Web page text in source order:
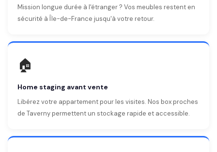
Mission longue durée à l'étranger ? Vos meubles restent en
sécurité à Île-de-France jusqu'à votre retour.
🏠
Home staging avant vente
Libérez votre appartement pour les visites. Nos box proches
de Taverny permettent un stockage rapide et accessible.